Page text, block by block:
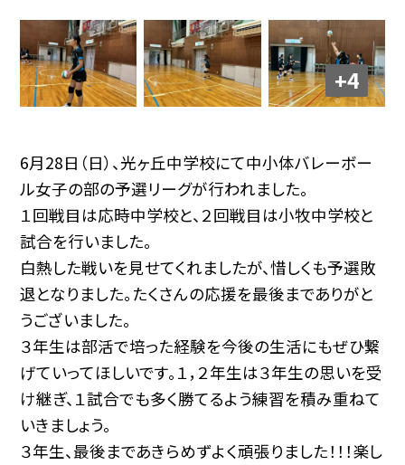
+4
6月28日（日）、光ヶ丘中学校にて中小体バレーボー
ル女子の部の予選リーグが行われました。
１回戦目は応時中学校と、２回戦目は小牧中学校と
試合を行いました。
白熱した戦いを見せてくれましたが、惜しくも予選敗
退となりました。たくさんの応援を最後までありがと
うございました。
３年生は部活で培った経験を今後の生活にもぜひ繋
げていってほしいです。１，２年生は３年生の思いを受
け継ぎ、１試合でも多く勝てるよう練習を積み重ねて
いきましょう。
３年生、最後まであきらめずよく頑張りました！！！楽し